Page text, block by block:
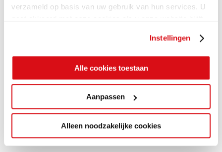
verzameld op basis van uw gebruik van hun services. U
Instellingen
Alle cookies toestaan
Aanpassen
Alleen noodzakelijke cookies